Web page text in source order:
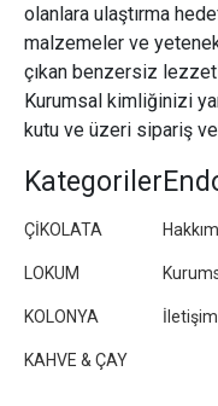
olanlara ulaştırma
malzemeler ve
çıkan benzersiz
Kurumsal kimliğinizi
kutu ve üzeri sipariş
Kategoriler
ÇİKOLATA
LOKUM
KOLONYA
KAHVE & ÇAY
İletişim